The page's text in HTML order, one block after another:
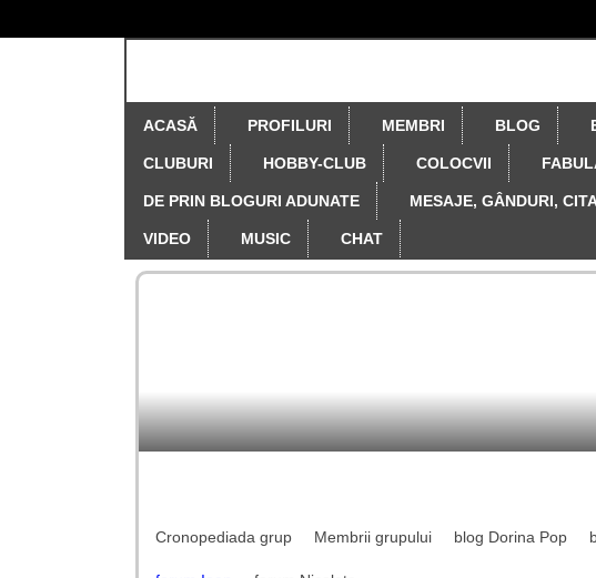
ACASĂ PROFILURI MEMBRI BLOG
CLUBURI HOBBY-CLUB COLOCVII
DE PRIN BLOGURI ADUNATE MESAJE, GÂNDURI,
VIDEO MUSIC CHAT
Cronopediada grup Membrii grupului blog Dorina Pop